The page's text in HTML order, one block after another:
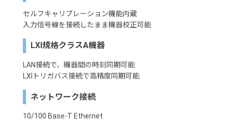
セルフキャリブレーション機能内蔵
入力信号線を接続したまま機器校正可能
LXI規格クラスA機器
LAN接続で、機器間の時刻同期可能
LXIトリガバス接続で高精度同期可能
ネットワーク接続
10/100 Base-T Ethernet